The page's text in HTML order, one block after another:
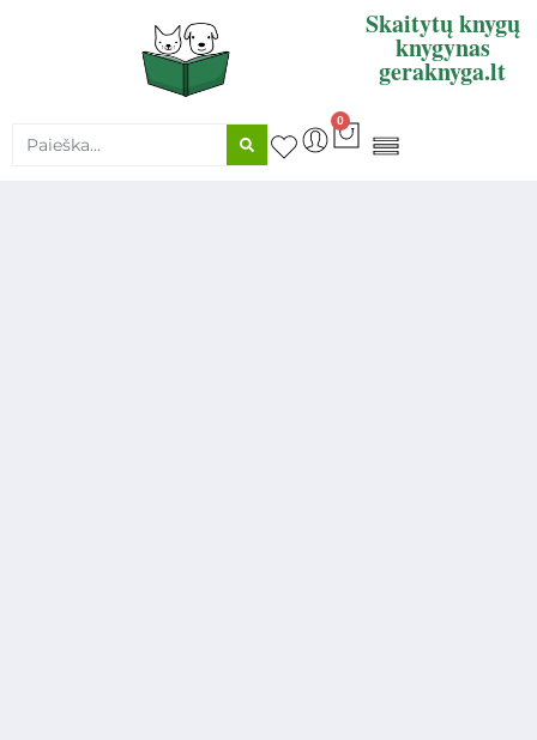
Skaitytų knygų
knygynas
geraknyga.lt
0